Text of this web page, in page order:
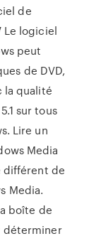
de
Le logiciel
peut
de DVD,
la qualité
sur tous
Lire un
Media
différent de
Media.
boîte de
déterminer